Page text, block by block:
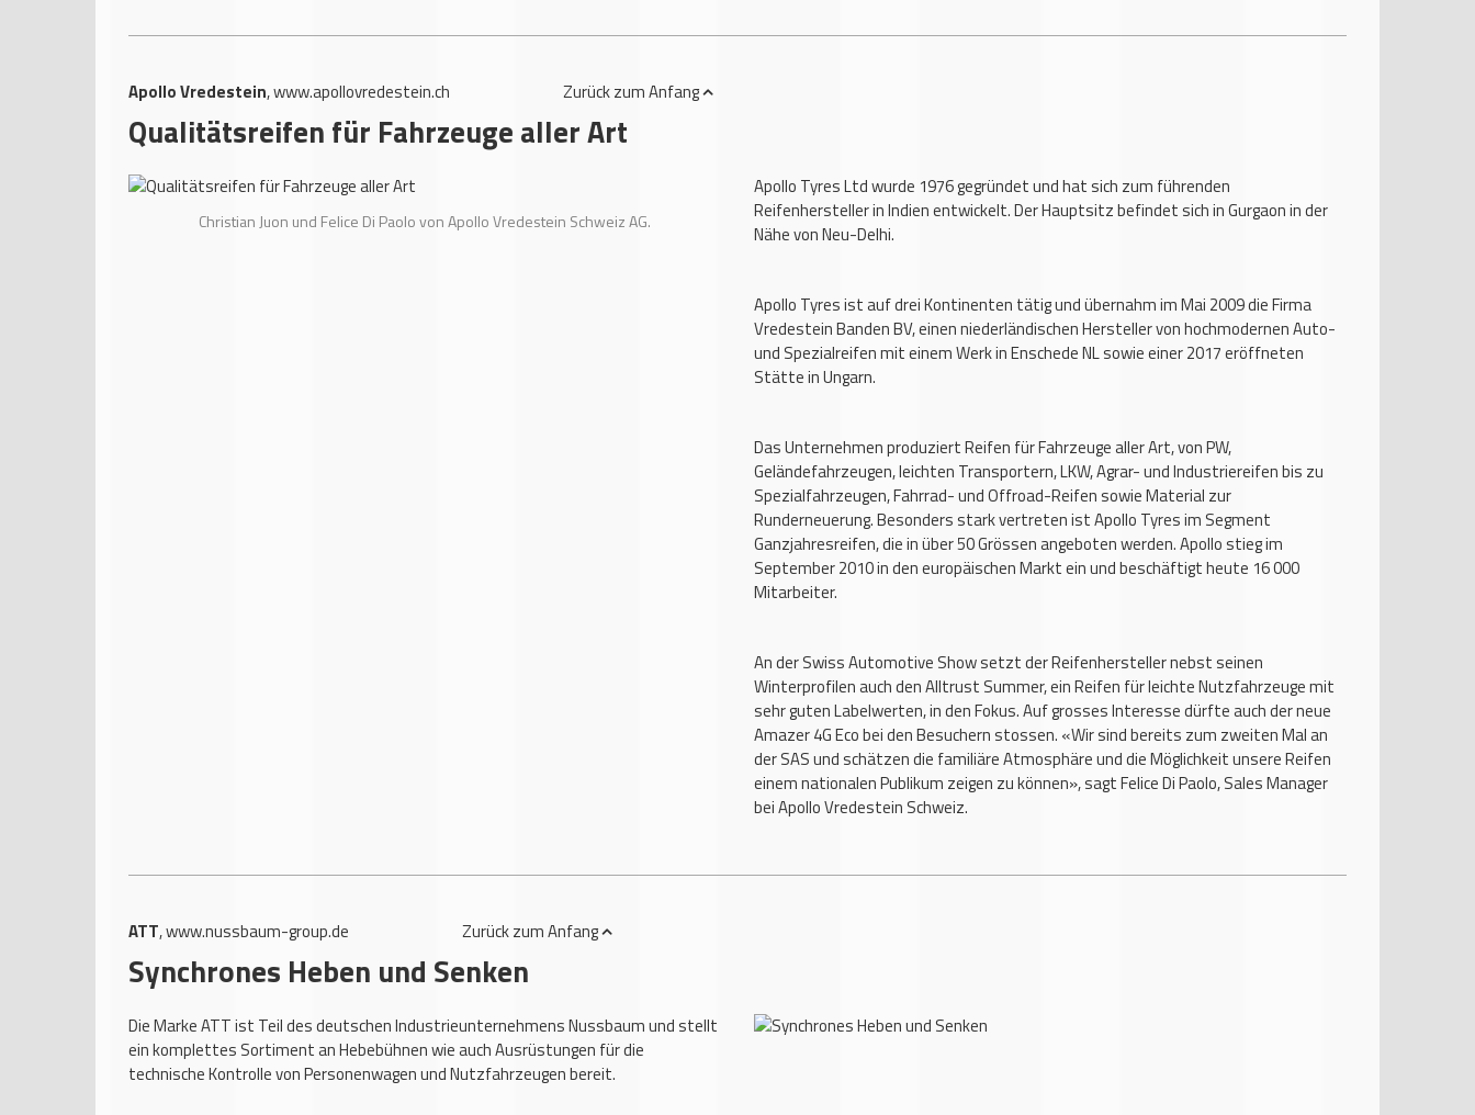
Apollo Vredestein,www.apollovredestein.ch Zurückzum Anfang
Qualitätsreifen für Fahrzeuge aller Art
Christian Juon und Felice Di Paolo von Apollo Vredestein Schweiz AG.
Apollo Tyres Ltd wurde 1976 gegründet und hat sich zum führenden
Reifenhersteller in Indien entwickelt. Der Hauptsitz befindet sich in Gurgaon in der
Nähe von Neu-Delhi.
Apollo Tyres ist auf drei Kontinenten tätig und übernahm im Mai 2009 die Firma
Vredestein Banden BV, einen niederländischen Hersteller von hochmodernen Auto-
und Spezialreifen mit einem Werk in Enschede NL sowie einer 2017 eröffneten
Stätte in Ungarn.
Das Unternehmen produziert Reifen für Fahrzeuge aller Art, von PW,
Geländefahrzeugen, leichten Transportern, LKW, Agrar- und Industriereifen bis zu
Spezialfahrzeugen, Fahrrad- und Offroad-Reifen sowie Material zur
Runderneuerung. Besonders stark vertreten ist Apollo Tyres im Segment
Ganzjahresreifen, die in über 50 Grössen angeboten werden. Apollo stieg im
September 2010 in den europäischen Markt ein und beschäftigt heute 16 000
Mitarbeiter.
An der Swiss Automotive Show setzt der Reifenhersteller nebst seinen
Winterprofilen auch den Alltrust Summer, ein Reifen für leichte Nutzfahrzeuge mit
sehr guten Labelwerten, in den Fokus. Auf grosses Interesse dürfte auch der neue
Amazer 4G Eco bei den Besuchern stossen. «Wir sind bereits zum zweiten Mal an
der SAS und schätzen die familiäre Atmosphäre und die Möglichkeit unsere Reifen
einem nationalen Publikum zeigen zu können», sagt Felice Di Paolo, Sales Manager
bei Apollo Vredestein Schweiz.
ATT,www.nussbaum-group.de Zurückzum Anfang
Synchrones Heben und Senken
Die Marke ATT ist Teil des deutschen Industrieunternehmens Nussbaum und stellt
ein komplettes Sortiment an Hebebühnen wie auch Ausrüstungen für die
technische Kontrolle von Personenwagen und Nutzfahrzeugen bereit.